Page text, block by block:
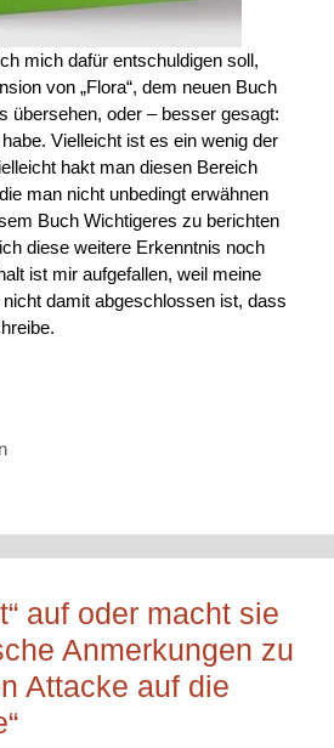
mich dafür entschuldigen soll,
von „Flora“, dem neuen Buch
übersehen, oder – besser gesagt:
Vielleicht ist es ein wenig der
hakt man diesen Bereich
man nicht unbedingt erwähnen
Buch Wichtigeres zu berichten
diese weitere Erkenntnis noch
ist mir aufgefallen, weil meine
damit abgeschlossen ist, dass
auf oder macht sie
Anmerkungen zu
Attacke auf die